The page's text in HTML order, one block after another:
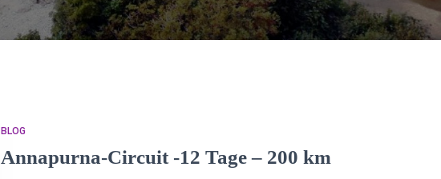
BLOG
Annapurna-Circuit -12 Tage – 200 km